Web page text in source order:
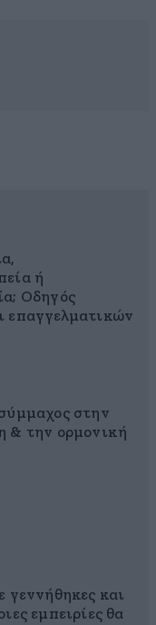
ή
Οδηγός
επαγγελματικών
στην
& την ορμονική
γεννήθηκες και
εμπειρίες θα